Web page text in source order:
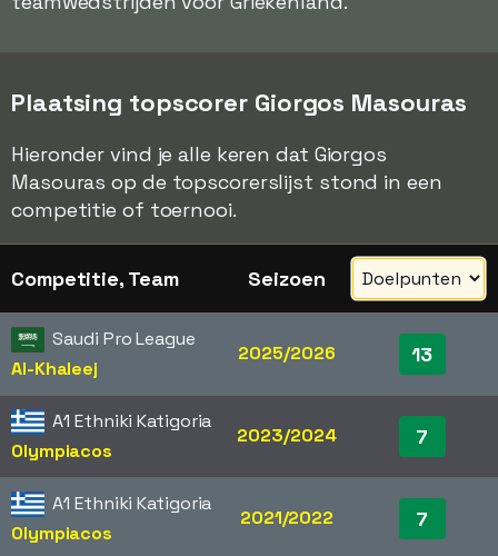
Plaatsing topscorer Giorgos Masouras
Hieronder vind je alle keren dat Giorgos
Masouras op de topscorerslijst stond in een
competitie of toernooi.
Competitie, Team Seizoen
Saudi Pro League
Al-Khaleej
2025/2026 13
A1 Ethniki Katigoria
Olympiacos
2023/2024 7
A1 Ethniki Katigoria
Olympiacos
2021/2022 7